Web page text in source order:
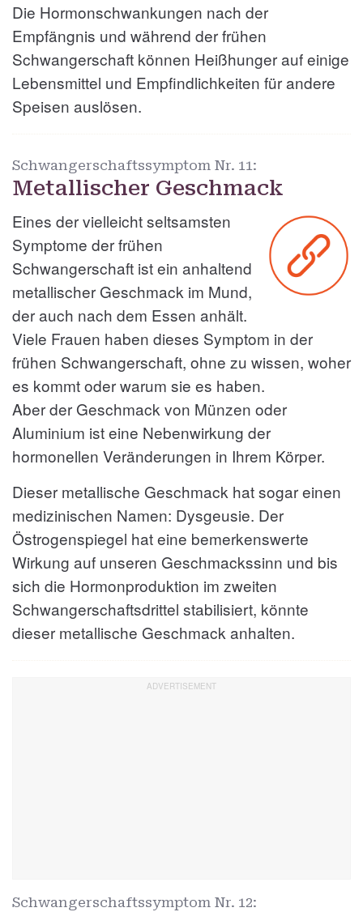
Die Hormonschwankungen nach der
Empfängnis und während der frühen
Schwangerschaft können Heißhunger auf einige
Lebensmittel und Empfindlichkeiten für andere
Speisen auslösen.
Schwangerschaftssymptom Nr. 11:
Metallischer Geschmack
Eines der vielleicht seltsamsten
Symptome der frühen
Schwangerschaft ist ein anhaltend
metallischer Geschmack im Mund,
der auch nach dem Essen anhält.
Viele Frauen haben dieses Symptom in der
frühen Schwangerschaft, ohne zu wissen, woher
es kommt oder warum sie es haben.
Aber der Geschmack von Münzen oder
Aluminium ist eine Nebenwirkung der
hormonellen Veränderungen in Ihrem Körper.
Dieser metallische Geschmack hat sogar einen
medizinischen Namen: Dysgeusie. Der
Östrogenspiegel hat eine bemerkenswerte
Wirkung auf unseren Geschmackssinn und bis
sich die Hormonproduktion im zweiten
Schwangerschaftsdrittel stabilisiert, könnte
dieser metallische Geschmack anhalten.
Schwangerschaftssymptom Nr. 12: